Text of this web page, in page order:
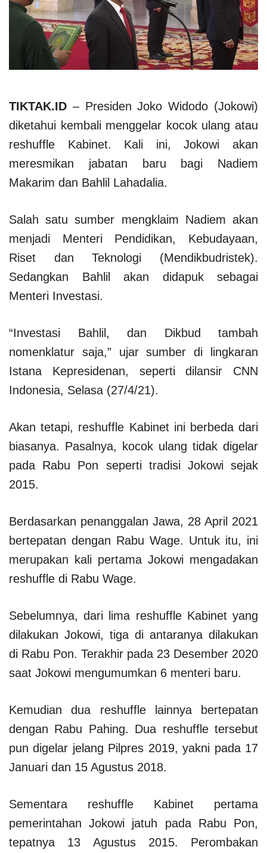
TIKTAK.ID – Presiden Joko Widodo (Jokowi)
diketahui kembali menggelar kocok ulang atau
reshuffle Kabinet. Kali ini, Jokowi akan
meresmikan jabatan baru bagi Nadiem
Makarim dan Bahlil Lahadalia.
Salah satu sumber mengklaim Nadiem akan
menjadi Menteri Pendidikan, Kebudayaan,
Riset dan Teknologi (Mendikbudristek).
Sedangkan Bahlil akan didapuk sebagai
Menteri Investasi.
“Investasi Bahlil, dan Dikbud tambah
nomenklatur saja,” ujar sumber di lingkaran
Istana Kepresidenan, seperti dilansir CNN
Indonesia, Selasa (27/4/21).
Akan tetapi, reshuffle Kabinet ini berbeda dari
biasanya. Pasalnya, kocok ulang tidak digelar
pada Rabu Pon seperti tradisi Jokowi sejak
2015.
Berdasarkan penanggalan Jawa, 28 April 2021
bertepatan dengan Rabu Wage. Untuk itu, ini
merupakan kali pertama Jokowi mengadakan
reshuffle di Rabu Wage.
Sebelumnya, dari lima reshuffle Kabinet yang
dilakukan Jokowi, tiga di antaranya dilakukan
di Rabu Pon. Terakhir pada 23 Desember 2020
saat Jokowi mengumumkan 6 menteri baru.
Kemudian dua reshuffle lainnya bertepatan
dengan Rabu Pahing. Dua reshuffle tersebut
pun digelar jelang Pilpres 2019, yakni pada 17
Januari dan 15 Agustus 2018.
Sementara reshuffle Kabinet pertama
pemerintahan Jokowi jatuh pada Rabu Pon,
tepatnya 13 Agustus 2015. Perombakan